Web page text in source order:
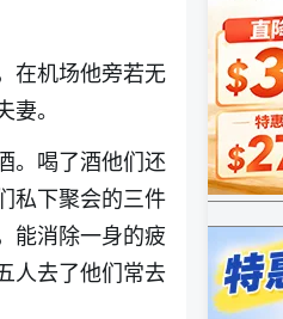
在机场他旁若无
。
。喝了酒他们还
私下聚会的三件
能消除一身的疲
人去了他们常去